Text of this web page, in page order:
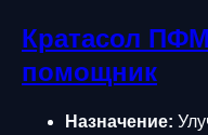
Кратасол
помощник
Назначение: